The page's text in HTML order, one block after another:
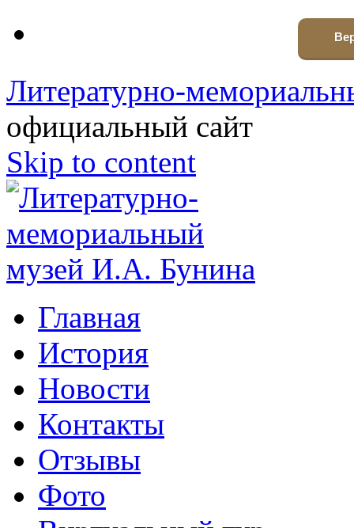
Литературно-
официальный сайт
Skip to content
Главная
История
Новости
Контакты
Отзывы
Фото